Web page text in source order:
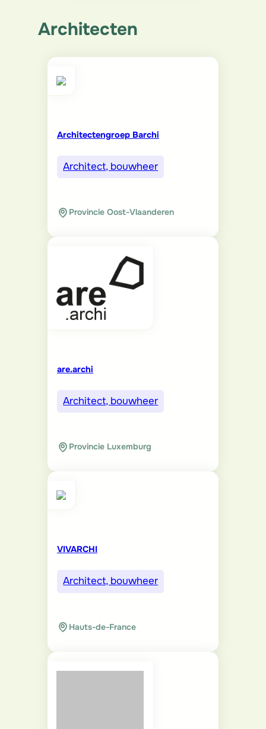
Architecten
Architectengroep Barchi
Architect, bouwheer
Provincie Oost-Vlaanderen
are.archi
Architect, bouwheer
Provincie Luxemburg
VIVARCHI
Architect, bouwheer
Hauts-de-France